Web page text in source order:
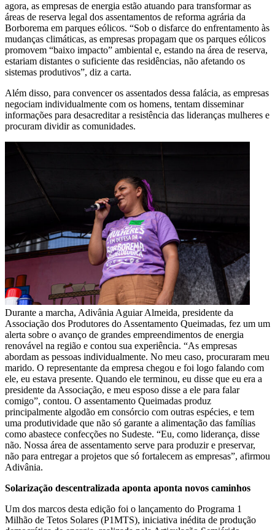
agora, as empresas de energia estão atuando para transformar as
áreas de reserva legal dos assentamentos de reforma agrária da
Borborema em parques eólicos. “Sob o disfarce do enfrentamento às
mudanças climáticas, as empresas propagam que os parques eólicos
promovem “baixo impacto” ambiental e, estando na área de reserva,
estariam distantes o suficiente das residências, não afetando os
sistemas produtivos”, diz a carta.
Além disso, para convencer os assentados dessa falácia, as empresas
negociam individualmente com os homens, tentam disseminar
informações para desacreditar a resistência das lideranças mulheres e
procuram dividir as comunidades.
Durante a marcha, Adivânia Aguiar Almeida, presidente da
Associação dos Produtores do Assentamento Queimadas, fez um um
alerta sobre o avanço de grandes empreendimentos de energia
renovável na região e contou sua experiência. “As empresas
abordam as pessoas individualmente. No meu caso, procuraram meu
marido. O representante da empresa chegou e foi logo falando com
ele, eu estava presente. Quando ele terminou, eu disse que eu era a
presidente da Associação, e meu esposo disse a ele para falar
comigo”, contou. O assentamento Queimadas produz
principalmente algodão em consórcio com outras espécies, e tem
uma produtividade que não só garante a alimentação das famílias
como abastece confecções no Sudeste. “Eu, como liderança, disse
não. Nossa área de assentamento serve para produzir e preservar,
não para entregar a projetos que só fortalecem as empresas”, afirmou
Adivânia.
Solarização descentralizada aponta aponta novos caminhos
Um dos marcos desta edição foi o lançamento do Programa 1
Milhão de Tetos Solares (P1MTS), iniciativa inédita de produção